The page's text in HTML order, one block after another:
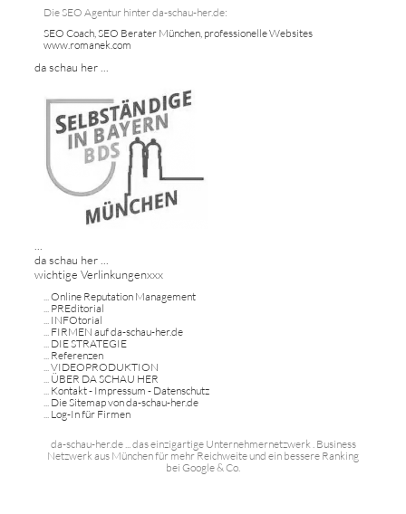
Die SEO Agentur hinter da-schau-her.de:
SEO Coach, SEO Berater München, professionelle Websites
www.romanek.com
da schau her ...
...
da schau her ...
wichtige Verlinkungenxxx
...Online Reputation Management
... PREditorial
... INFOtorial
... FIRMEN auf da-schau-her.de
... DIE STRATEGIE
... Referenzen
...VIDEOPRODUKTION
... ÜBER DA SCHAU HER
... Kontakt - Impressum - Datenschutz
... Die Sitemap von da-schau-her.de
... Log-In für Firmen
da-schau-her.de ... das einzigartige Unternehmernetzwerk . Business
Netzwerk aus München für mehr Reichweite und ein bessere Ranking
bei Google & Co.